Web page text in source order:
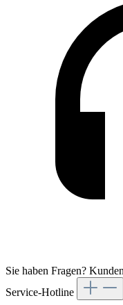
Sie haben Fragen?
Service-Hotline